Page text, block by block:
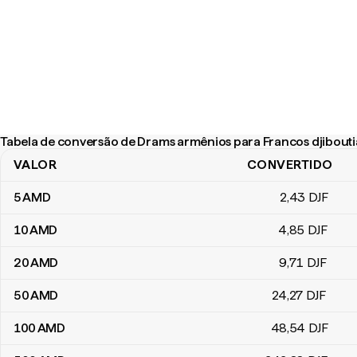
Tabela de conversão de Drams armênios para Francos
Tabela de conversão de Drams armênios para Francos
VALOR CONVERTIDO
5AMD 2,43 DJF
10AMD 4,85 DJF
20AMD 9,71 DJF
50AMD 24,27 DJF
100AMD 48,54 DJF